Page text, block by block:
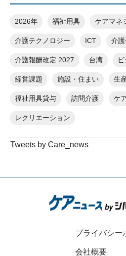
2026年 福祉用具 ケアマネ
介護テクノロジー ICT 介
介護報酬改定 2027 台湾
経営課題 施設・住まい 生
福祉用具貸与 訪問介護 ケ
レクリエーション
Tweets by Care_news
プライバシー
会社概要